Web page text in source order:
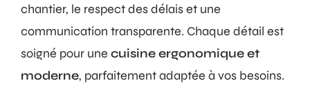
chantier, le respect des délais et une
communication transparente. Chaque détail est
soigné pour une cuisine ergonomique et
moderne, parfaitement adaptée à vos besoins.